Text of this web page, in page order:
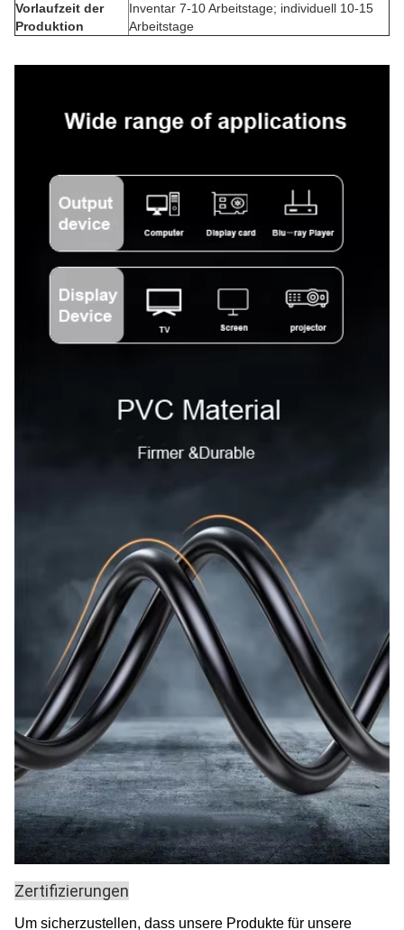
Vorlaufzeit der
Produktion
Inventar 7-10 Arbeitstage; individuell 10-15
Arbeitstage
Zertifizierungen
Um sicherzustellen, dass unsere Produkte für unsere